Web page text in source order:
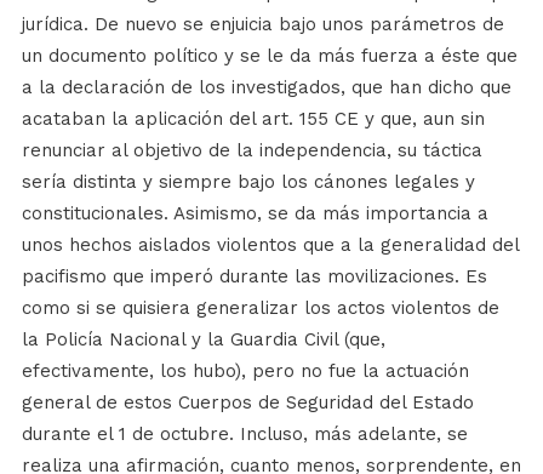
jurídica. De nuevo se enjuicia bajo unos parámetros de
un documento político y se le da más fuerza a éste que
a la declaración de los investigados, que han dicho que
acataban la aplicación del art. 155 CE y que, aun sin
renunciar al objetivo de la independencia, su táctica
sería distinta y siempre bajo los cánones legales y
constitucionales. Asimismo, se da más importancia a
unos hechos aislados violentos que a la generalidad del
pacifismo que imperó durante las movilizaciones. Es
como si se quisiera generalizar los actos violentos de
la Policía Nacional y la Guardia Civil (que,
efectivamente, los hubo), pero no fue la actuación
general de estos Cuerpos de Seguridad del Estado
durante el 1 de octubre. Incluso, más adelante, se
realiza una afirmación, cuanto menos, sorprendente, en